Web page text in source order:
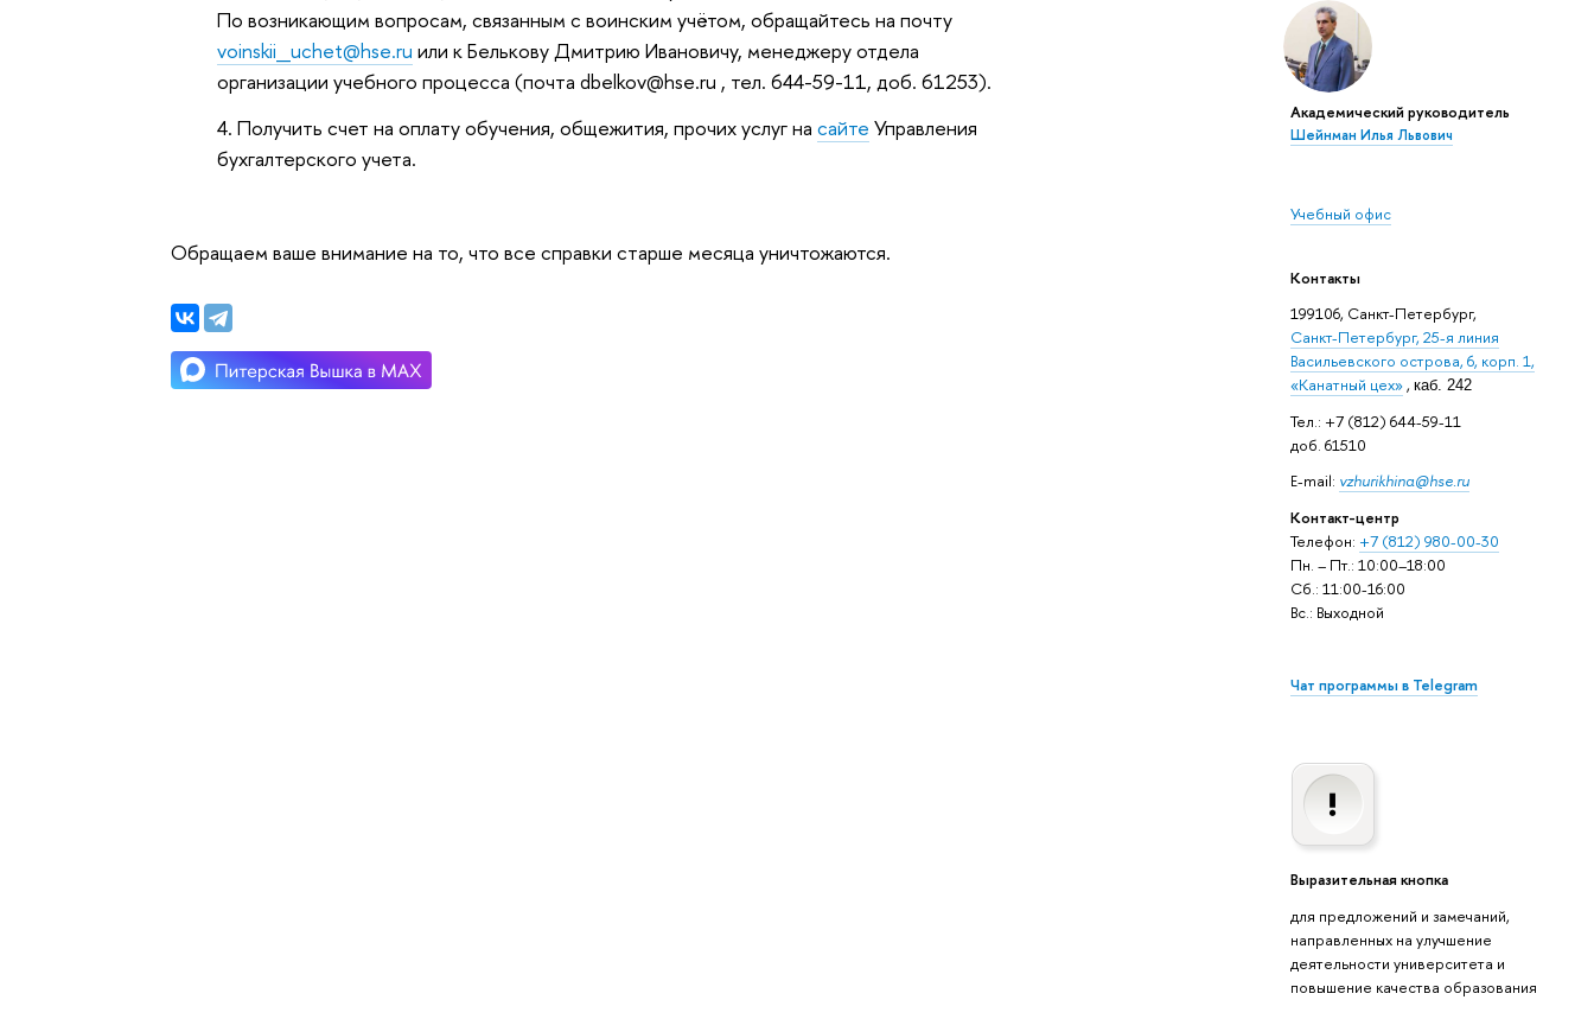
Академический руководитель
Шейнман Илья Львович
Учебный офис
Контакты
199106, Санкт-Петербург,
Санкт-Петербург, 25-я линия
Васильевского острова, 6, корп. 1,
«Канатный цех», каб. 242
Тел.: +7 (812) 644-59-11
доб. 61510
E-mail: vzhurikhina@hse.ru
Контакт-центр
Телефон: +7 (812) 980-00-30
Пн. – Пт.: 10:00–18:00
Сб.: 11:00-16:00
Вс.: Выходной
Чат программы в Telegram
Выразительная кнопка
для предложений и замечаний,
направленных на улучшение
деятельности университета и
повышение качества образования
По возникающим вопросам, связанным с воинским учётом, обращайтесь на почту
voinskii_uchet@hse.ru или к Белькову Дмитрию Ивановичу, менеджеру отдела
организации учебного процесса (почта dbelkov@hse.ru , тел. 644-59-11, доб. 61253).
Получить счет на оплату обучения, общежития, прочих услуг насайте Управления
бухгалтерского учета.
Обращаем ваше внимание на то, что все справки старше месяца уничтожаются.